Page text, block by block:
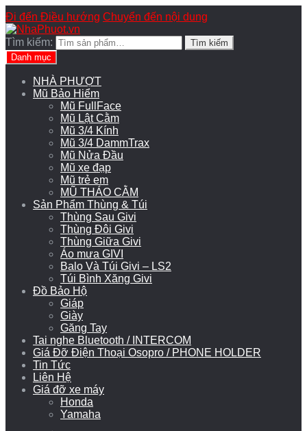
Đi đến Điều hướng Chuyển đến nội dung
Tìm kiếm:
Tìm kiếm
Danh mục
NHÀ PHƯỢT
Mũ Bảo Hiểm
Mũ FullFace
Mũ Lật Cằm
Mũ 3/4 Kính
Mũ 3/4 DammTrax
Mũ Nửa Đầu
Mũ xe đạp
Mũ trẻ em
MŨ THÁO CẰM
Sản Phẩm Thùng & Túi
Thùng Sau Givi
Thùng Đôi Givi
Thùng Giữa Givi
Áo mưa GIVI
Balo Và Túi Givi – LS2
Túi Bình Xăng Givi
Đồ Bảo Hộ
Giáp
Giày
Găng Tay
Tai nghe Bluetooth / INTERCOM
Giá Đỡ Điện Thoại Osopro / PHONE HOLDER
Tin Tức
Liên Hệ
Giá đỡ xe máy
Honda
Yamaha